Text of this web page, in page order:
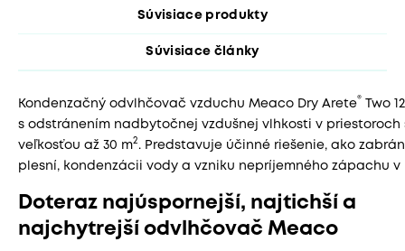
Súvisiace produkty
Súvisiace články
Kondenzačný odvlhčovač vzduchu Meaco Dry Arete® Two
s odstránením nadbytočnej vzdušnej vlhkosti v priestoroch
veľkosťou až 30 m2 . Predstavuje účinné riešenie, ako
plesní, kondenzácii vody a vzniku nepríjemného zápachu v
Doteraz najúspornejší, najtichší a
najchytrejší odvlhčovač Meaco